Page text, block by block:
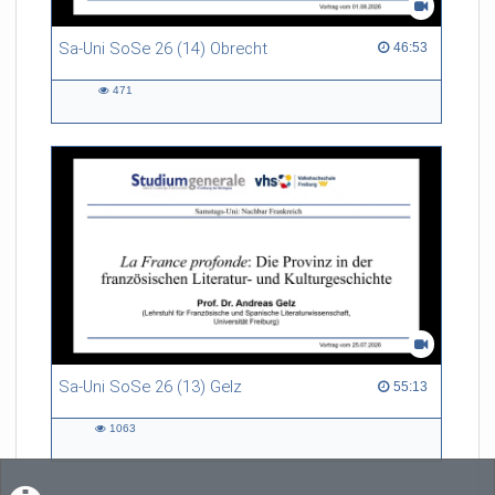
Sa-Uni SoSe 26 (14) Obrecht 46:53
46:53 duration
471
Sa-Uni SoSe 26 (13) Gelz 55:13
55:13 duration
1063